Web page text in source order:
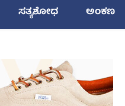
ಸತ್ಯಶೋಧ ಅಂಕಣ